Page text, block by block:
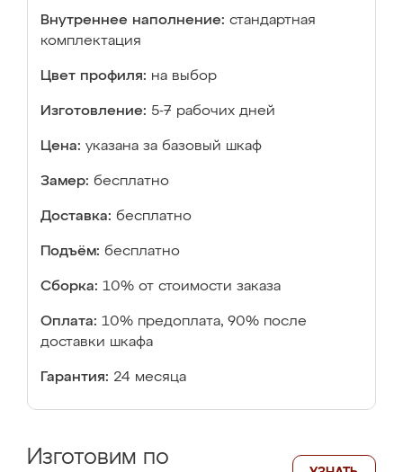
Внутреннее наполнение: стандартная
комплектация
Цвет профиля: на выбор
Изготовление: 5-7 рабочих дней
Цена: указана за базовый шкаф
Замер: бесплатно
Доставка: бесплатно
Подъём: бесплатно
Сборка: 10% от стоимости заказа
Оплата: 10% предоплата, 90% после
доставки шкафа
Гарантия: 24 месяца
Изготовим по